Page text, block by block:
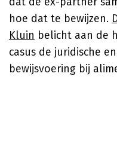
hoe dat te bewijzen.
Kluin belicht aan de
casus de juridische
bewijsvoering bij